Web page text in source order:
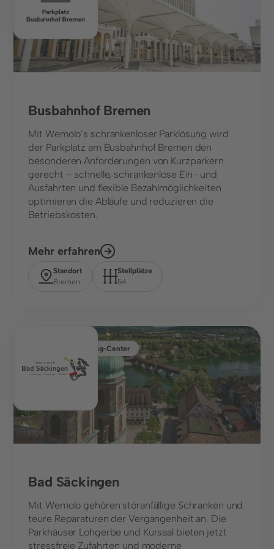
Busbahnhof Bremen
Mit Wemolo’s schrankenloser Parklösung wird
der Parkplatz am Busbahnhof Bremen den
besonderen Anforderungen von Kurzparkern
gerecht – schnelle, schrankenlose Ein- und
Ausfahrten und flexible Bezahlmöglichkeiten
optimieren die Abläufe und reduzieren die
Betriebskosten.
Mehr erfahren
Standort
Bremen
Stellplätze
54
Parkhaus, Shopping-Center
Bad Säckingen
Mit Wemolo gehören störanfällige Schranken und
teure Reparaturen der Vergangenheit an. Die
Parkhäuser Lohgerbe und Kursaal bieten jetzt
stressfreie Zufahrten und moderne